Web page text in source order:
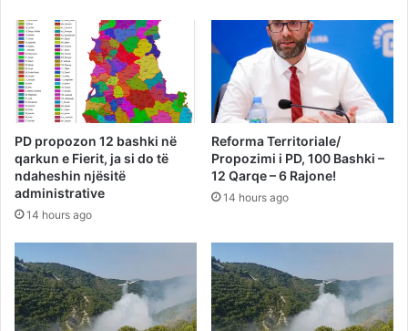
PD propozon 12 bashki në
qarkun e Fierit, ja si do të
ndaheshin njësitë
administrative
14 hours ago
Reforma Territoriale/
Propozimi i PD, 100 Bashki –
12 Qarqe – 6 Rajone!
14 hours ago